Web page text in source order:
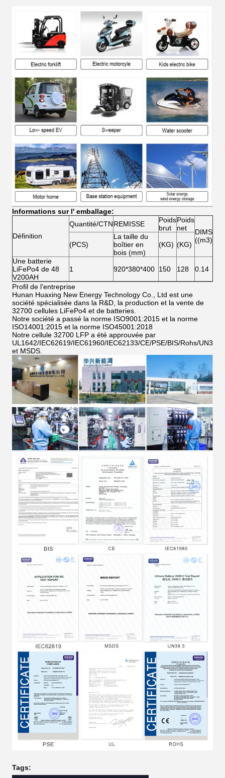
Informations sur l' emballage:
Définition
Quantité/CTNREMISSE
Poids
brut
Poids
net
DIMS
((m3)
(PCS)
La taille du
boîtier en
bois (mm)
(KG) (KG)
Une batterie
LiFePo4 de 48
V200AH
1 920*380*400 150 128 0.14
Profil de l'entreprise
Hunan Huaxing New Energy Technology Co., Ltd est une
société spécialisée dans la R&D, la production et la vente de
32700 cellules LiFePo4 et de batteries.
Notre société a passé la norme ISO9001:2015 et la norme
ISO14001:2015 et la norme ISO45001:2018
Notre cellule 32700 LFP a été approuvée par
UL1642/IEC62619/IEC61960/IEC62133/CE/PSE/BIS/Rohs/UN38.8
et MSDS.
Tags: